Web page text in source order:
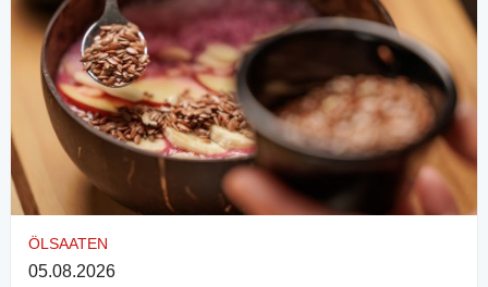
ÖLSAATEN
05.08.2026